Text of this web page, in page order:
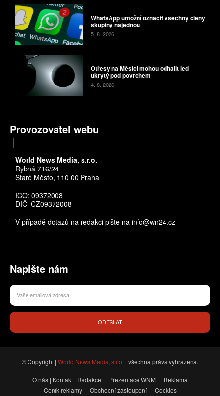
WhatsApp umožní označit všechny členy
skupiny najednou
5. 8. 2026
Otřesy na Měsíci mohou odhalit led
ukrytý pod povrchem
4. 8. 2026
Provozovatel webu
World News Media, s.r.o.
Rybná 716/24
Staré Město, 110 00 Praha
IČO: 09372008
DIČ: CZ09372008
V případě dotazů na redakci pište na info@wn24.cz
Napište nám
ODESLAT
© Copyright | World News Media, s.r.o. | všechna práva vyhrazena.
O nás | Kontakt | Redakce Prezentace WNM
Reklama
Ceník reklamy
Obchodní zastoupení
Cookies